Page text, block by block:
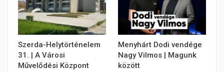
Szerda-Helytörténelem
31. | A Városi
Művelődési Központ
Menyhárt Dodi vendége
Nagy Vilmos | Magunk
között